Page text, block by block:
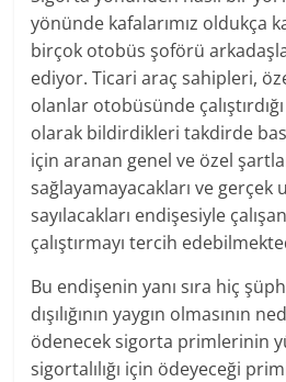
yönünde kafalarımız oldukça
birçok otobüs şoförü
ediyor. Ticari araç sahipleri,
olanlar otobüsünde
olarak bildirdikleri takdirde
için aranan genel ve özel
sağlayamayacakları ve
sayılacakları endişesiyle
çalıştırmayı tercih
Bu endişenin yanı sıra hiç
dışılığının yaygın olmasının
ödenecek sigorta primlerinin
sigortalılığı için ödeyeceği